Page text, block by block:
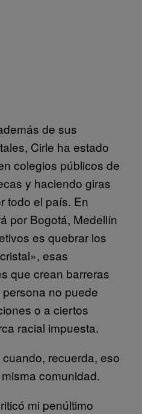
de sus
Cirle ha estado
colegios públicos de
y haciendo giras
todo el país. En
por Bogotá, Medellín
es quebrar los
esas
que crean barreras
no puede
o a ciertos
racial impuesta.
recuerda, eso
comunidad.
mi penúltimo